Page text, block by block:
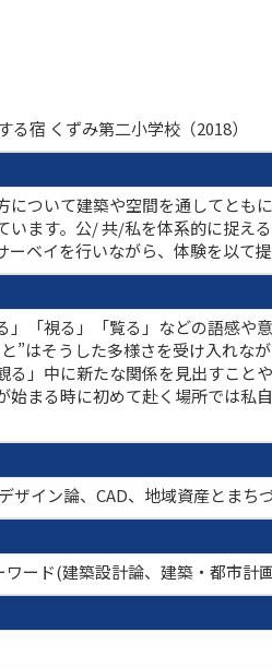
宿 くずみ第二小学校（2018）
ついて建築や空間を通してとも
います。公/ 共/私を体系的に捉え
ベイを行いながら、体験を以て
」「視る」「覧る」などの語感
”はそうした多様さを受け入れな
」中に新たな関係を見出すこ
始まる時に初めて赴く場所では
イン論、CAD、地域資産とまち
ード(建築設計論、建築・都市計